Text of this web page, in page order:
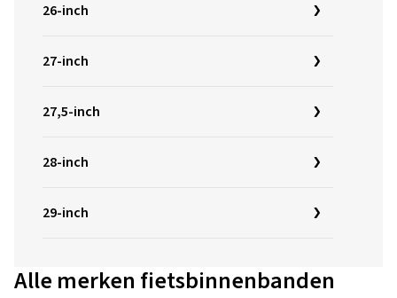
26-inch
27-inch
27,5-inch
28-inch
29-inch
Alle merken fietsbinnenbanden